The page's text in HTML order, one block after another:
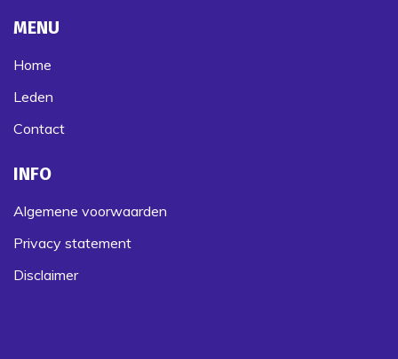
MENU
Home
Leden
Contact
INFO
Algemene voorwaarden
Privacy statement
Disclaimer